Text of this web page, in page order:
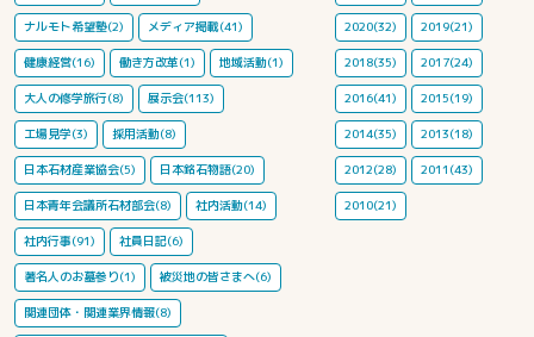
ナルモト希望塾(2) メディア掲載(41)
健康経営(16) 働き方改革(1) 地域活動(1)
大人の修学旅行(8) 展示会(113)
工場見学(3) 採用活動(8)
日本石材産業協会(5) 日本銘石物語(20)
日本青年会議所石材部会(8) 社内活動(14)
社内行事(91) 社員日記(6)
著名人のお墓参り(1) 被災地の皆さまへ(6)
関連団体・関連業界情報(8)
2020(32) 2019(21)
2018(35) 2017(24)
2016(41) 2015(19)
2014(35) 2013(18)
2012(28) 2011(43)
2010(21)